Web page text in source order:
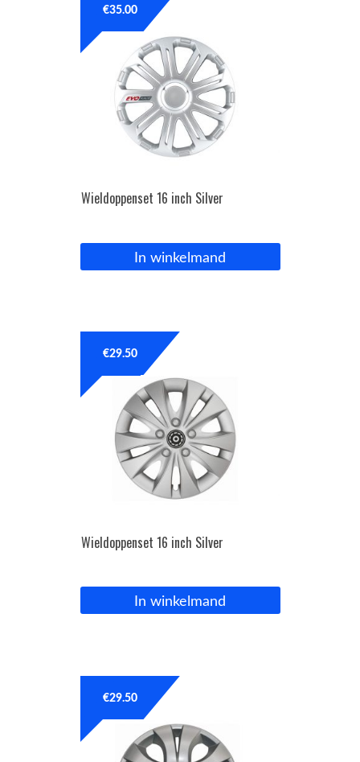
Wieldoppenset 16 inch Silver
€35.00
In winkelmand
Wieldoppenset 16 inch Silver
€29.50
In winkelmand
€29.50